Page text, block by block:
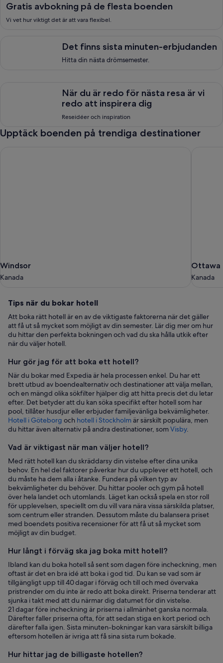
Gratis avbokning på de flesta boenden
Vi vet hur viktigt det är att vara flexibel.
Det finns sista minuten-erbjudanden
Hitta din nästa drömsemester.
När du är redo för nästa resa är vi
redo att inspirera dig
Reseidéer och inspiration
Upptäck boenden på trendiga destinationer
Windsor
Kanada
Windsor
Kanada
Ottawa
Kanada
Ottawa
Kanada
Tips
när
du
bokar
hotell
Tips när du bokar hotell
Att boka rätt hotell är en av de viktigaste faktorerna när det gäller
att få ut så mycket som möjligt av din semester. Lär dig mer om hur
du hittar den perfekta bokningen och vad du ska hålla utkik efter
när du väljer hotell.
Hur gör jag för att boka ett hotell?
När du bokar med Expedia är hela processen enkel. Du har ett
brett utbud av boendealternativ och destinationer att välja mellan,
och en mängd olika sökfilter hjälper dig att hitta precis det du letar
efter. Det betyder att du kan söka specifikt efter hotell som har
pool, tillåter husdjur eller erbjuder familjevänliga bekvämligheter.
Hotell i Göteborg och hotell i Stockholm är särskilt populära, men
du hittar även alternativ på andra destinationer, somVisby.
Vad är viktigast när man väljer hotell?
Med rätt hotell kan du skräddarsy din vistelse efter dina unika
behov. En hel del faktorer påverkar hur du upplever ett hotell, och
du måste ha dem alla i åtanke. Fundera på vilken typ av
bekvämligheter du behöver. Du hittar pooler och gym på hotell
över hela landet och utomlands. Läget kan också spela en stor roll
för upplevelsen, speciellt om du vill vara nära vissa särskilda platser,
som centrum eller stranden. Dessutom måste du balansera priset
med boendets positiva recensioner för att få ut så mycket som
möjligt av din budget.
Hur långt i förväg ska jag boka mitt hotell?
Ibland kan du boka hotell så sent som dagen före incheckning, men
oftast är det en bra idé att boka i god tid. Du kan se vad som är
tillgängligt upp till 40 dagar i förväg och till och med övervaka
pristrender om du inte är redo att boka direkt. Priserna tenderar att
sjunka i takt med att du närmar dig datumet för din vistelse.
21 dagar före incheckning är priserna i allmänhet ganska normala.
Därefter faller priserna ofta, för att sedan stiga en kort period och
därefter falla igen. Sista minuten-bokningar kan vara särskilt billiga
eftersom hotellen är ivriga att få sina sista rum bokade.
Hur hittar jag de billigaste hotellen?